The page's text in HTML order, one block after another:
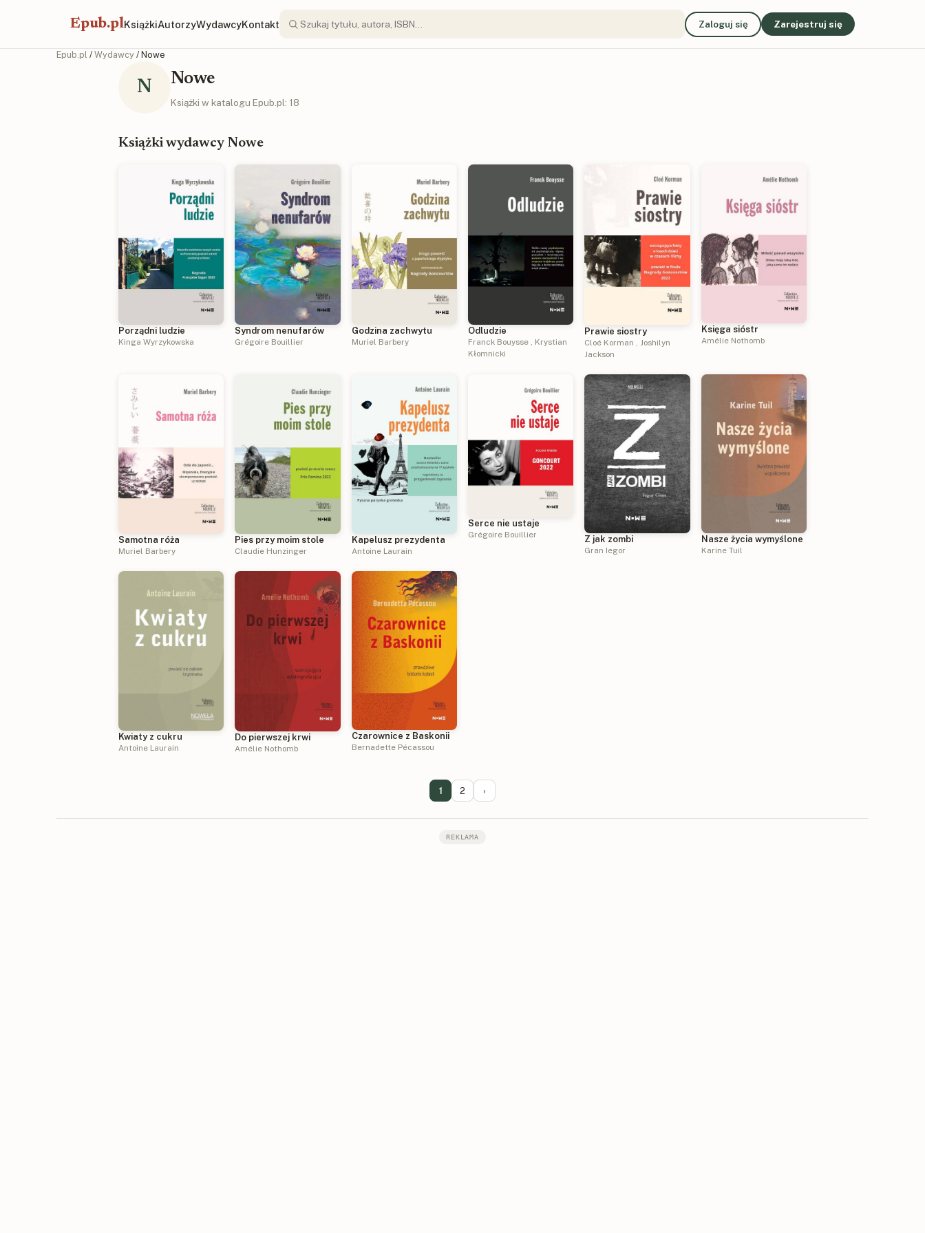
Epub.plKsiążkiAutorzyWydawcyKontakt Zaloguj się Zarejestruj się
Epub.pl / Wydawcy / Nowe
N Nowe
Książki w katalogu Epub.pl: 18
Książki wydawcy Nowe
Porządni ludzie
Kinga Wyrzykowska
Syndrom nenufarów
Grégoire Bouillier
Godzina zachwytu
Muriel Barbery
Odludzie
Franck Bouysse, Krystian
Kłomnicki
Prawie siostry
Cloé Korman , Joshilyn
Jackson
Księga sióstr
Amélie Nothomb
Samotna róża
Muriel Barbery
Pies przy moim stole
Claudie Hunzinger
Kapelusz prezydenta
Antoine Laurain
Serce nie ustaje
Grégoire Bouillier Z jak zombi
Gran Iegor
Nasze życia wymyślone
Karine Tuil
Kwiaty z cukru
Antoine Laurain
Do pierwszej krwi
Amélie Nothomb
Czarownice z Baskonii
Bernadette Pécassou
1 2 ›
REKLAMA